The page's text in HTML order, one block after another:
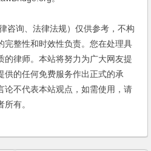
询、法律法规）仅供参考，不构
完整性和时效性负责。您在处理具
的律师。本站将努力为广大网友提
供的任何免费服务作出正式的承
论不代表本站观点，如需使用，请
有。